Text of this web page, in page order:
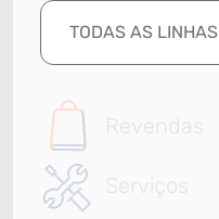
TODAS AS LINHAS
Revendas
Serviços